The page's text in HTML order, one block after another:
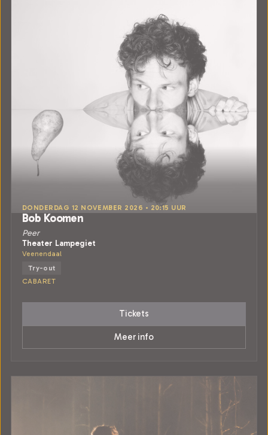
DONDERDAG 12 NOVEMBER 2026 • 20:15 UUR
Bob Koomen
Peer
Theater Lampegiet
Veenendaal
Try-out
CABARET
Tickets
Meer info